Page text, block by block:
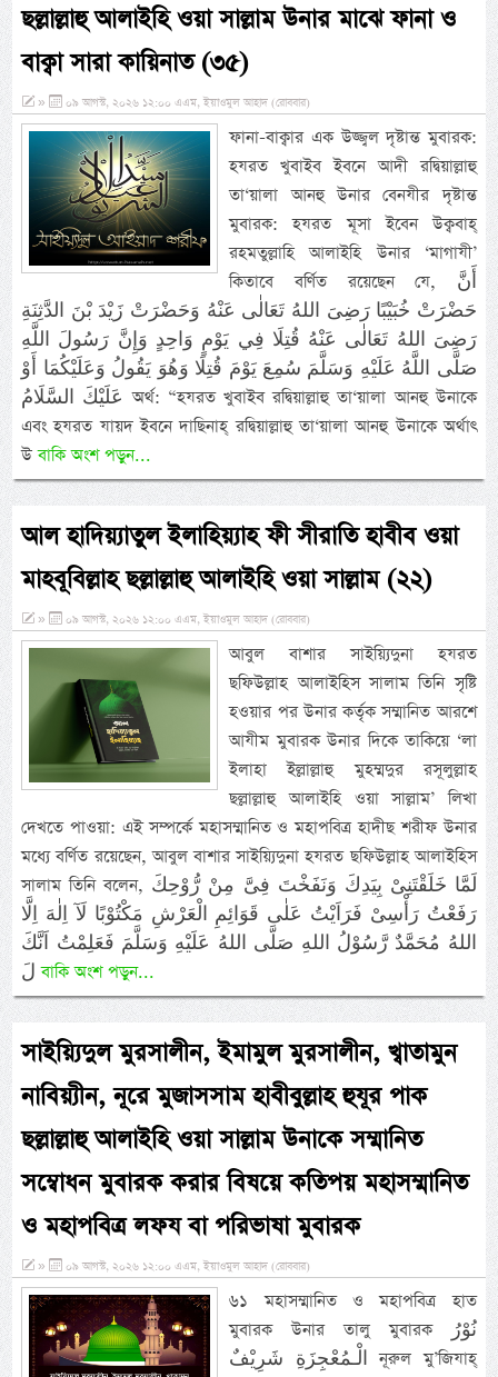
ছল্লাল্লাহু আলাইহি ওয়া সাল্লাম উনার মাঝে ফানা ও
বাক্বা সারা কায়িনাত (৩৫)
» ০৯ আগস্ট, ২০২৬ ১২:০০ এএম, ইয়াওমুল আহাদ (রোববার)
ফানা-বাক্বার এক উজ্জ্বল দৃষ্টান্ত মুবারক:
হযরত খুবাইব ইবনে আদী রদ্বিয়াল্লাহু
তা‘য়ালা আনহু উনার বেনযীর দৃষ্টান্ত
মুবারক: হযরত মূসা ইব‌েন উক্ববাহ্
রহমতুল্লাহি আলাইহি উনার ‘মাগাযী’
কিতাবে বর্ণিত রয়েছেন যে, أَنَّ
حَضْرَتْ خُبَيْبًا رَضِىَ اللهُ تَعَالٰى عَنْهُ وَحَضْرَتْ زَيْدَ بْنَ الدَّثِنَةِ
رَضِىَ اللهُ تَعَالٰى عَنْهُ قُتِلَا فِي يَوْمٍ وَاحِدٍ وَإِنَّ رَسُولَ اللَّهِ
صَلَّى اللَّهُ عَلَيْهِ وَسَلَّمَ سُمِعَ يَوْمَ قُتِلَا وَهُوَ يَقُولُ وَعَلَيْكُمَا أَوْ
عَلَيْكَ السَّلَامُ অর্থ: “হযরত খুবাইব রদ্বিয়াল্লাহু তা‘য়ালা আনহু উনাকে
এবং হযরত যায়দ ইবনে দাছিনাহ্ রদ্বিয়াল্লাহু তা‘য়ালা আনহু উনাকে অর্থাৎ
উবাকি অংশ পড়ুন...
আল হাদিয়্যাতুল ইলাহিয়্যাহ ফী সীরাতি হাবীব ওয়া
মাহবূবিল্লাহ ছল্লাল্লাহু আলাইহি ওয়া সাল্লাম (২২)
» ০৯ আগস্ট, ২০২৬ ১২:০০ এএম, ইয়াওমুল আহাদ (রোববার)
আবুল বাশার সাইয়্যিদুনা হযরত
ছফিউল্লাহ আলাইহিস সালাম তিনি সৃষ্টি
হওয়ার পর উনার কর্তৃক সম্মানিত আরশে
আযীম মুবারক উনার দিকে তাকিয়ে ‘লা
ইলাহা ইল্লাল্লাহু মুহম্মদুর রসূলুল্লাহ
ছল্লাল্লাহু আলাইহি ওয়া সাল্লাম’ লিখা
দেখতে পাওয়া: এই সম্পর্কে মহাসম্মানিত ও মহাপবিত্র হাদীছ শরীফ উনার
মধ্যে বর্ণিত রয়েছেন, আবুল বাশার সাইয়্যিদুনা হযরত ছফিউল্লাহ আলাইহিস
সালাম তিনি বলেন, لَمَّا خَلَقْتَنِىْ بِيَدِكَ وَنَفَخْتَ فِىَّ مِنْ رُّوْحِكَ
رَفَعْتُ رَأْسِىْ فَرَاَيْتُ عَلٰى قَوَائِمِ الْعَرْشِ مَكْتُوْبًا لَآ اِلٰهَ اِلَّا
اللهُ مُحَمَّدٌ رَّسُوْلُ اللهِ صَلَّى اللهُ عَلَيْهِ وَسَلَّمَ فَعَلِمْتُ اَنَّكَ
لَবাকি অংশ পড়ুন...
সাইয়্যিদুল মুরসালীন, ইমামুল মুরসালীন, খ্বাতামুন
নাবিয়্যীন, নূরে মুজাসসাম হাবীবুল্লাহ হুযূর পাক
ছল্লাল্লাহু আলাইহি ওয়া সাল্লাম উনাকে সম্মানিত
সম্বোধন মুবারক করার বিষয়ে কতিপয় মহাসম্মানিত
ও মহাপবিত্র লফয বা পরিভাষা মুবারক
» ০৯ আগস্ট, ২০২৬ ১২:০০ এএম, ইয়াওমুল আহাদ (রোববার)
৬১ মহাসম্মানিত ও মহাপবিত্র হাত
মুবারক উনার তালু মুবারক نُوْرُ
الْـمُعْجِزَةِ شَرِيْفٌ নূরুল মু’জিযাহ্